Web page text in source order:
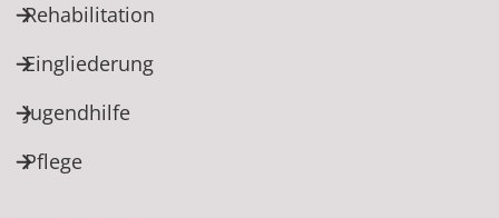
Rehabilitation
Eingliederung
Jugendhilfe
Pflege